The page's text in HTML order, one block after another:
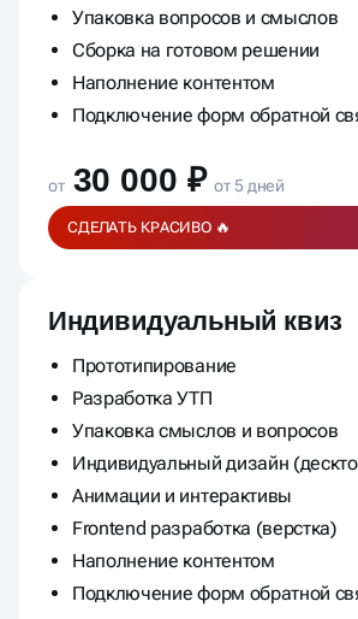
Упаковка вопросов и смыслов
Сборка на готовом решении
Наполнение контентом
Подключение форм обратной
от 30 000 ₽ от 5 дней
СДЕЛАТЬ КРАСИВО 🔥
Индивидуальный квиз
Прототипирование
Разработка УТП
Упаковка смыслов и вопросов
Индивидуальный дизайн
Анимации и интерактивы
Frontend разработка (верстка)
Наполнение контентом
Подключение форм обратной